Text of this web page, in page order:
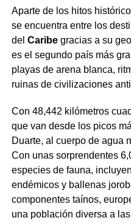
Aparte de los hitos
se encuentra entre los
del Caribegracias a su
es el segundo país más
playas de arena blanca,
ruinas de civilizaciones
Con 48,442 kilómetros
que van desde los picos
Duarte, al cuerpo de agua
Con unas sorprendentes
especies de fauna,
endémicos y ballenas
componentes taínos,
una población diversa a